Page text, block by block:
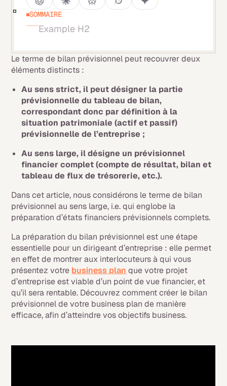
SOMMAIRE
Example H2
Le terme de bilan prévisionnel peut recouvrer deux
éléments distincts :
Au sens strict, il peut désigner la partie
prévisionnelle du tableau de bilan,
correspondant donc par définition à la
situation patrimoniale (actif et passif)
prévisionnelle de l’entreprise ;
Au sens large, il désigne un prévisionnel
financier complet (compte de résultat, bilan et
tableau de flux de trésorerie, etc.).
Dans cet article, nous considérons le terme de bilan
prévisionnel au sens large, i.e. qui englobe la
préparation d’états financiers prévisionnels complets.
La préparation du bilan prévisionnel est une étape
essentielle pour un dirigeant d’entreprise : elle permet
en effet de montrer aux interlocuteurs à qui vous
présentez votre business plan que votre projet
d’entreprise est viable d’un point de vue financier, et
qu’il sera rentable. Découvrez comment créer le bilan
prévisionnel de votre business plan de manière
efficace, afin d’atteindre vos objectifs business.